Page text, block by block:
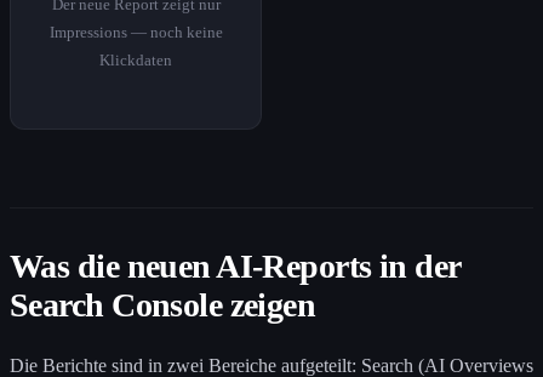
Der neue Report zeigt nur
Impressions — noch keine
Klickdaten
Was die neuen AI-Reports in der
Search Console zeigen
Die Berichte sind in zwei Bereiche aufgeteilt: Search (AI Overviews